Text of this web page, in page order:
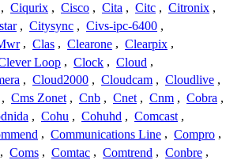
, Ciqurix , Cisco , Cita , Citc , Citronix ,
, Citysync , Civs-ipc-6400 ,
, Clas , Clearone , Clearpix ,
Loop , Clock , Cloud ,
, Cloud2000 , Cloudcam , Cloudlive ,
, Cms Zonet , Cnb , Cnet , Cnm , Cobra ,
, Cohu , Cohuhd , Comcast ,
, Communications Line , Compro ,
, Coms , Comtac , Comtrend , Conbre ,